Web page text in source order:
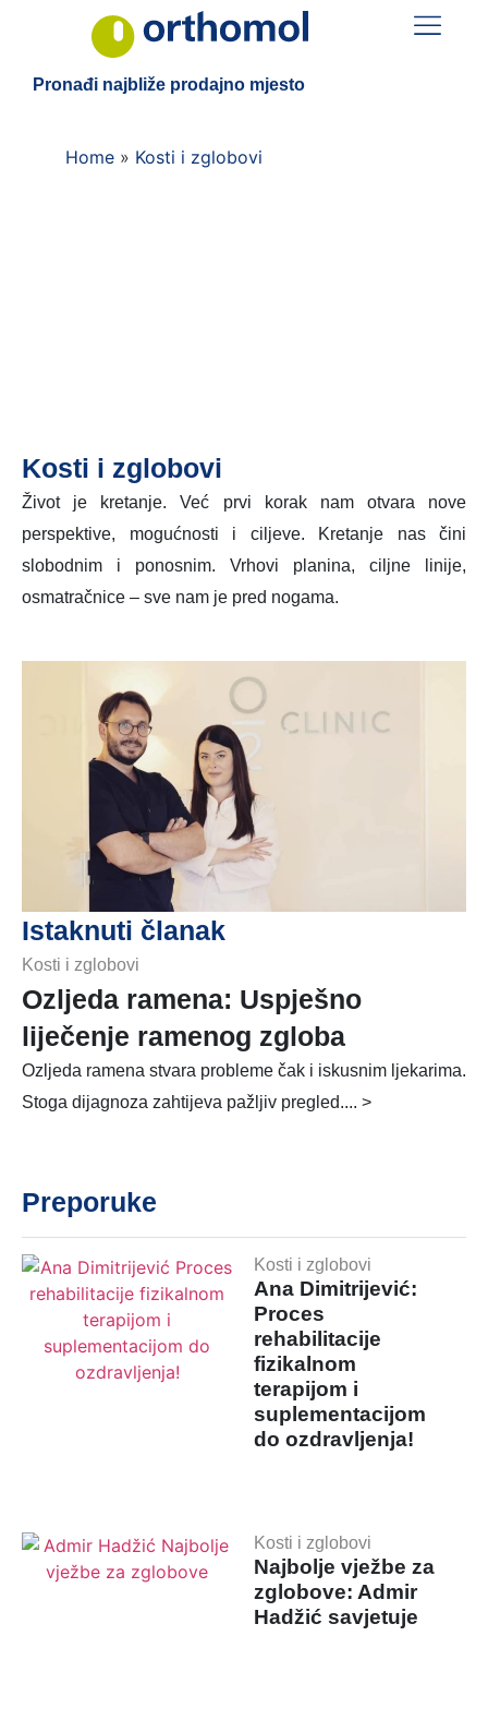
Pronađi najbliže prodajno mjesto
Home » Kosti i zglobovi
Kosti i zglobovi
Život je kretanje. Već prvi korak nam otvara nove
perspektive, mogućnosti i ciljeve. Kretanje nas čini
slobodnim i ponosnim. Vrhovi planina, ciljne linije,
osmatračnice – sve nam je pred nogama.
Istaknuti članak
Kosti i zglobovi
Ozljeda ramena: Uspješno
liječenje ramenog zgloba
Ozljeda ramena stvara probleme čak i iskusnim ljekarima.
Stoga dijagnoza zahtijeva pažljiv pregled.... >
Preporuke
Kosti i zglobovi
Ana Dimitrijević:
Proces
rehabilitacije
fizikalnom
terapijom i
suplementacijom
do ozdravljenja!
Kosti i zglobovi
Najbolje vježbe za
zglobove: Admir
Hadžić savjetuje